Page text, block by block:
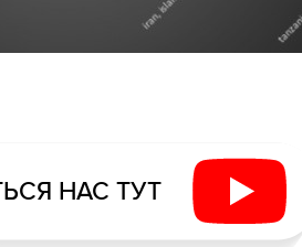
НАС ТУТ